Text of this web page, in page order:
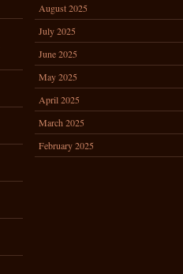
August 2025
July 2025
June 2025
May 2025
April 2025
March 2025
February 2025